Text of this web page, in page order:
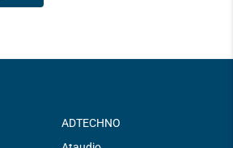
ADTECHNO